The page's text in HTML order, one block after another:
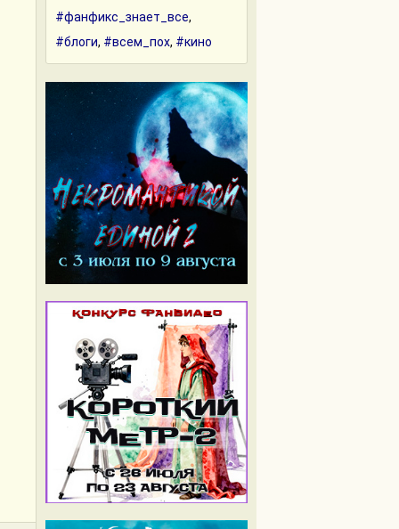
#фанфикс_знает_все,
#блоги, #всем_пох, #кино